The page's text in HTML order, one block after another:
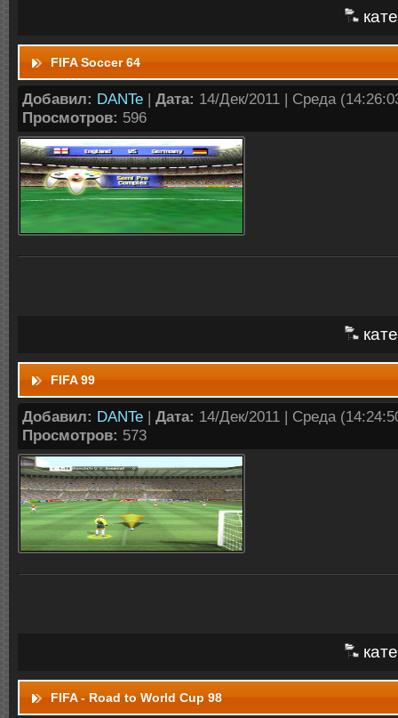
FIFA Soccer 64
Добавил: DANTe | Дата: 14/Дек/2011 | Среда
Просмотров: 596
FIFA 99
Добавил: DANTe | Дата: 14/Дек/2011 | Среда
Просмотров: 573
FIFA - Road to World Cup 98